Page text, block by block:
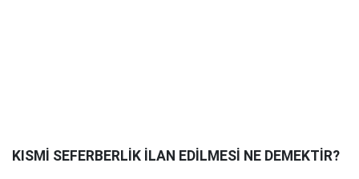
KISMİ SEFERBERLİK İLAN EDİLMESİ NE DEMEKTİR?